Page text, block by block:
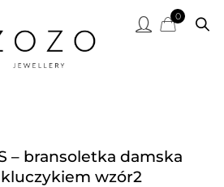
0
– bransoletka damska
wzór2